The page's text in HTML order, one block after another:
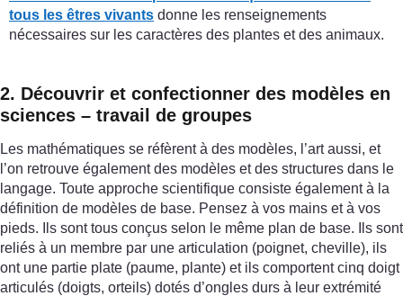
tous les êtres vivants donne les renseignements
nécessaires sur les caractères des plantes et des animaux.
2. Découvrir et confectionner des modèles en
sciences – travail de groupes
Les mathématiques se réfèrent à des modèles, l’art aussi, et
l’on retrouve également des modèles et des structures dans le
langage. Toute approche scientifique consiste également à la
définition de modèles de base. Pensez à vos mains et à vos
pieds. Ils sont tous conçus selon le même plan de base. Ils sont
reliés à un membre par une articulation (poignet, cheville), ils
ont une partie plate (paume, plante) et ils comportent cinq doigt
articulés (doigts, orteils) dotés d’ongles durs à leur extrémité